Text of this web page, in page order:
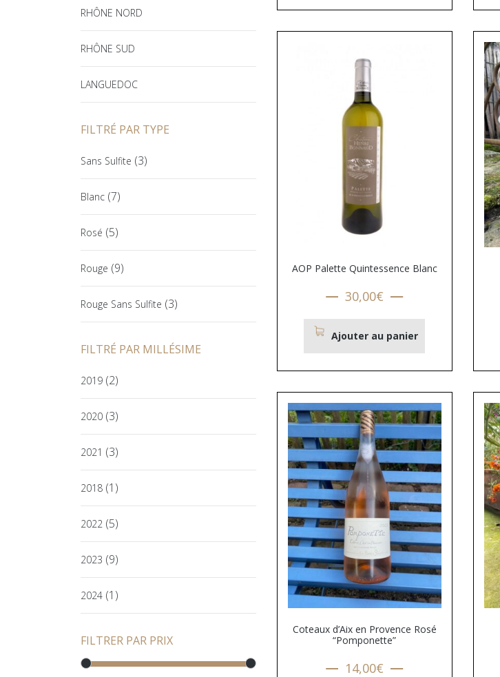
RHÔNE NORD
RHÔNE SUD
LANGUEDOC
FILTRÉ PAR TYPE
Sans Sulfite (3)
Blanc (7)
Rosé (5)
Rouge (9)
Rouge Sans Sulfite (3)
FILTRÉ PAR MILLÉSIME
2019 (2)
2020 (3)
2021 (3)
2018 (1)
2022 (5)
2023 (9)
2024 (1)
FILTRER PAR PRIX
AOP Palette Quintessence Blanc
30,00€
Ajouter au panier
Coteaux d’Aix en Provence Rosé
“Pomponette”
14,00€